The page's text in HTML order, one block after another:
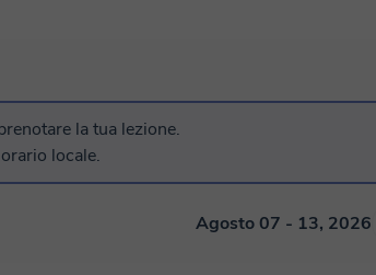
la tua lezione.
locale.
Agosto 07 - 13, 2026